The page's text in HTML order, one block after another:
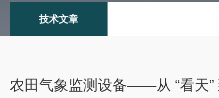
技术文章
农田气象监测设备——从 “看天”